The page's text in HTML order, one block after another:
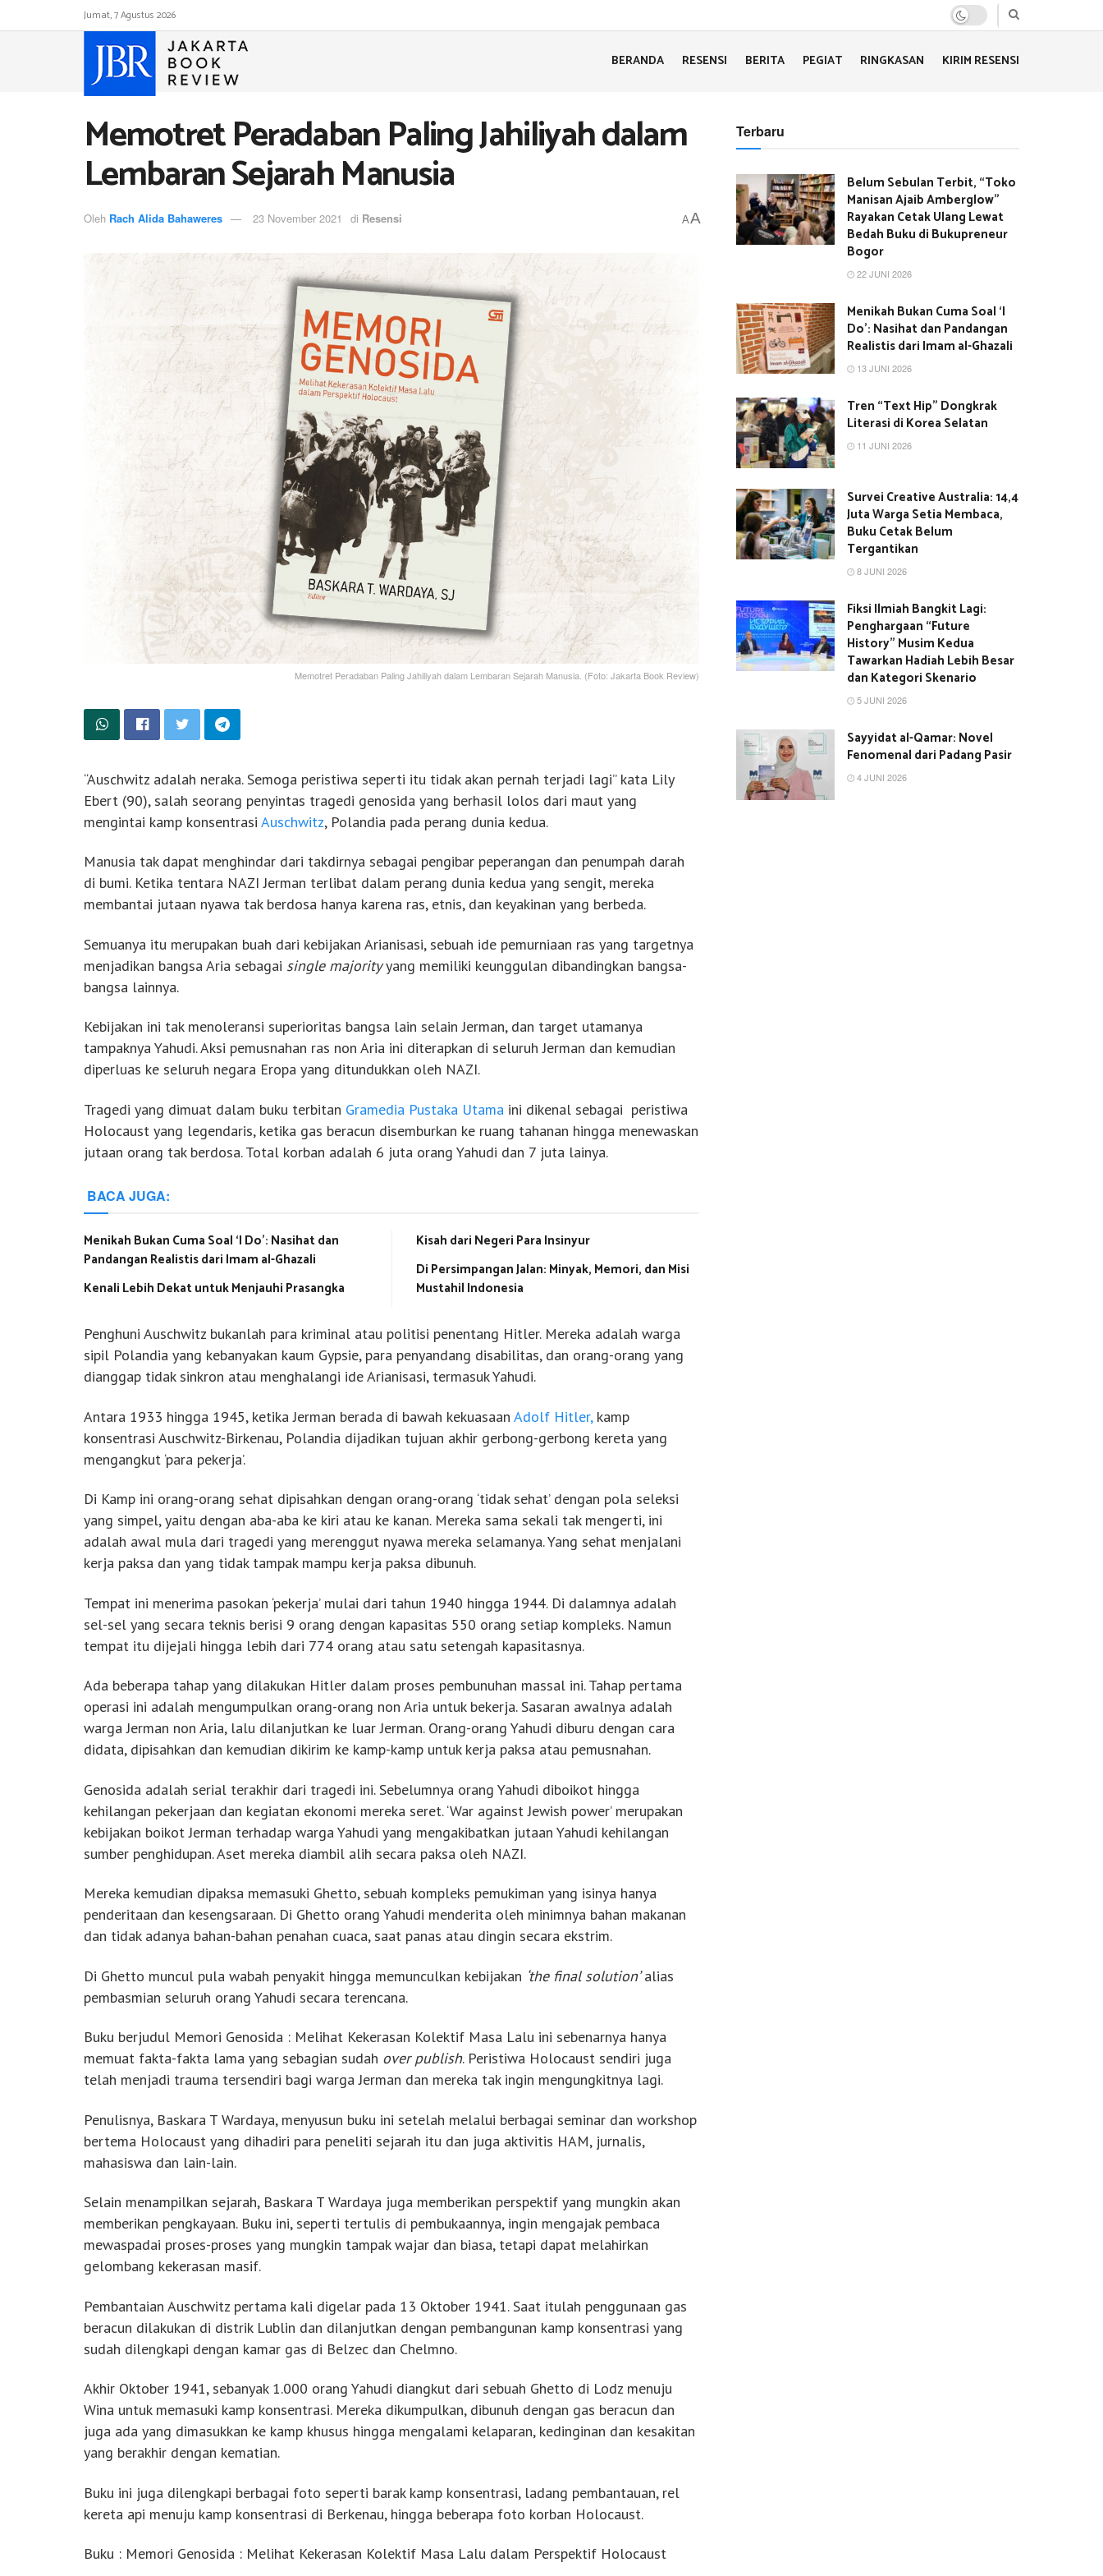
Jumat, 7 Agustus 2026
BERANDA RESENSI BERITA PEGIAT RINGKASAN KIRIM RESENSI
Memotret Peradaban Paling Jahiliyah dalam
Lembaran Sejarah Manusia
Oleh Rach Alida Bahaweres 23 November 2021 di Resensi AA
Memotret Peradaban Paling Jahiliyah dalam Lembaran Sejarah Manusia. (Foto: Jakarta Book Review)
“Auschwitz adalah neraka. Semoga peristiwa seperti itu tidak akan pernah terjadi lagi” kata Lily
Ebert (90), salah seorang penyintas tragedi genosida yang berhasil lolos dari maut yang
mengintai kamp konsentrasi Auschwitz, Polandia pada perang dunia kedua.
Manusia tak dapat menghindar dari takdirnya sebagai pengibar peperangan dan penumpah darah
di bumi. Ketika tentara NAZI Jerman terlibat dalam perang dunia kedua yang sengit, mereka
membantai jutaan nyawa tak berdosa hanya karena ras, etnis, dan keyakinan yang berbeda.
Semuanya itu merupakan buah dari kebijakan Arianisasi, sebuah ide pemurniaan ras yang targetnya
menjadikan bangsa Aria sebagai single majorityyang memiliki keunggulan dibandingkan bangsa-
bangsa lainnya.
Kebijakan ini tak menoleransi superioritas bangsa lain selain Jerman, dan target utamanya
tampaknya Yahudi. Aksi pemusnahan ras non Aria ini diterapkan di seluruh Jerman dan kemudian
diperluas ke seluruh negara Eropa yang ditundukkan oleh NAZI.
Tragedi yang dimuat dalam buku terbitan Gramedia Pustaka Utama ini dikenal sebagai peristiwa
Holocaust yang legendaris, ketika gas beracun disemburkan ke ruang tahanan hingga menewaskan
jutaan orang tak berdosa. Total korban adalah 6 juta orang Yahudi dan 7 juta lainya.
BACA JUGA:
Menikah Bukan Cuma Soal ‘I Do’: Nasihat dan
Pandangan Realistis dari Imam al-Ghazali
Kenali Lebih Dekat untuk Menjauhi Prasangka
Kisah dari Negeri Para Insinyur
Di Persimpangan Jalan: Minyak, Memori, dan Misi
Mustahil Indonesia
Penghuni Auschwitz bukanlah para kriminal atau politisi penentang Hitler. Mereka adalah warga
sipil Polandia yang kebanyakan kaum Gypsie, para penyandang disabilitas, dan orang-orang yang
dianggap tidak sinkron atau menghalangi ide Arianisasi, termasuk Yahudi.
Antara 1933 hingga 1945, ketika Jerman berada di bawah kekuasaan Adolf Hitler,kamp
konsentrasi Auschwitz-Birkenau, Polandia dijadikan tujuan akhir gerbong-gerbong kereta yang
mengangkut ‘para pekerja’.
Di Kamp ini orang-orang sehat dipisahkan dengan orang-orang ‘tidak sehat’ dengan pola seleksi
yang simpel, yaitu dengan aba-aba ke kiri atau ke kanan. Mereka sama sekali tak mengerti, ini
adalah awal mula dari tragedi yang merenggut nyawa mereka selamanya. Yang sehat menjalani
kerja paksa dan yang tidak tampak mampu kerja paksa dibunuh.
Tempat ini menerima pasokan ‘pekerja’ mulai dari tahun 1940 hingga 1944. Di dalamnya adalah
sel-sel yang secara teknis berisi 9 orang dengan kapasitas 550 orang setiap kompleks. Namun
tempat itu dijejali hingga lebih dari 774 orang atau satu setengah kapasitasnya.
Ada beberapa tahap yang dilakukan Hitler dalam proses pembunuhan massal ini. Tahap pertama
operasi ini adalah mengumpulkan orang-orang non Aria untuk bekerja. Sasaran awalnya adalah
warga Jerman non Aria, lalu dilanjutkan ke luar Jerman. Orang-orang Yahudi diburu dengan cara
didata, dipisahkan dan kemudian dikirim ke kamp-kamp untuk kerja paksa atau pemusnahan.
Genosida adalah serial terakhir dari tragedi ini. Sebelumnya orang Yahudi diboikot hingga
kehilangan pekerjaan dan kegiatan ekonomi mereka seret. ‘War against Jewish power’ merupakan
kebijakan boikot Jerman terhadap warga Yahudi yang mengakibatkan jutaan Yahudi kehilangan
sumber penghidupan. Aset mereka diambil alih secara paksa oleh NAZI.
Mereka kemudian dipaksa memasuki Ghetto, sebuah kompleks pemukiman yang isinya hanya
penderitaan dan kesengsaraan. Di Ghetto orang Yahudi menderita oleh minimnya bahan makanan
dan tidak adanya bahan-bahan penahan cuaca, saat panas atau dingin secara ekstrim.
Di Ghetto muncul pula wabah penyakit hingga memunculkan kebijakan ‘the final solution’alias
pembasmian seluruh orang Yahudi secara terencana.
Buku berjudul Memori Genosida : Melihat Kekerasan Kolektif Masa Lalu ini sebenarnya hanya
memuat fakta-fakta lama yang sebagian sudah over publish. Peristiwa Holocaust sendiri juga
telah menjadi trauma tersendiri bagi warga Jerman dan mereka tak ingin mengungkitnya lagi.
Penulisnya, Baskara T Wardaya, menyusun buku ini setelah melalui berbagai seminar dan workshop
bertema Holocaust yang dihadiri para peneliti sejarah itu dan juga aktivitis HAM, jurnalis,
mahasiswa dan lain-lain.
Selain menampilkan sejarah, Baskara T Wardaya juga memberikan perspektif yang mungkin akan
memberikan pengkayaan. Buku ini, seperti tertulis di pembukaannya, ingin mengajak pembaca
mewaspadai proses-proses yang mungkin tampak wajar dan biasa, tetapi dapat melahirkan
gelombang kekerasan masif.
Pembantaian Auschwitz pertama kali digelar pada 13 Oktober 1941. Saat itulah penggunaan gas
beracun dilakukan di distrik Lublin dan dilanjutkan dengan pembangunan kamp konsentrasi yang
sudah dilengkapi dengan kamar gas di Belzec dan Chelmno.
Akhir Oktober 1941, sebanyak 1.000 orang Yahudi diangkut dari sebuah Ghetto di Lodz menuju
Wina untuk memasuki kamp konsentrasi. Mereka dikumpulkan, dibunuh dengan gas beracun dan
juga ada yang dimasukkan ke kamp khusus hingga mengalami kelaparan, kedinginan dan kesakitan
yang berakhir dengan kematian.
Buku ini juga dilengkapi berbagai foto seperti barak kamp konsentrasi, ladang pembantauan, rel
kereta api menuju kamp konsentrasi di Berkenau, hingga beberapa foto korban Holocaust.
Buku : Memori Genosida : Melihat Kekerasan Kolektif Masa Lalu dalam Perspektif Holocaust
Terbaru
Belum Sebulan Terbit, “Toko
Manisan Ajaib Amberglow”
Rayakan Cetak Ulang Lewat
Bedah Buku di Bukupreneur
Bogor
22 JUNI 2026
Menikah Bukan Cuma Soal ‘I
Do’: Nasihat dan Pandangan
Realistis dari Imam al-Ghazali
13 JUNI 2026
Tren “Text Hip” Dongkrak
Literasi di Korea Selatan
11 JUNI 2026
Survei Creative Australia: 14,4
Juta Warga Setia Membaca,
Buku Cetak Belum
Tergantikan
8 JUNI 2026
Fiksi Ilmiah Bangkit Lagi:
Penghargaan “Future
History” Musim Kedua
Tawarkan Hadiah Lebih Besar
dan Kategori Skenario
5 JUNI 2026
Sayyidat al-Qamar: Novel
Fenomenal dari Padang Pasir
4 JUNI 2026